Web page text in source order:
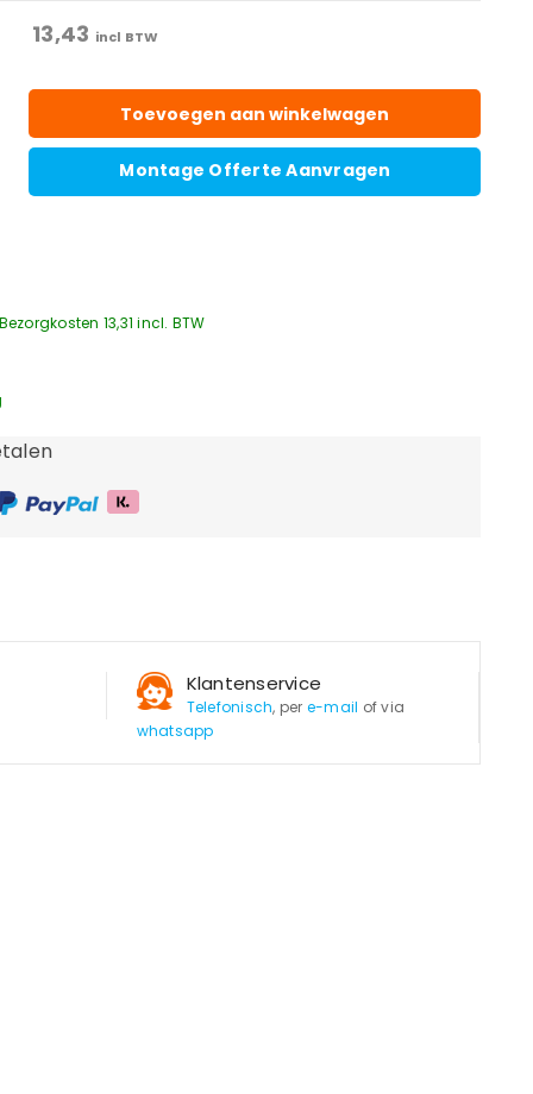
13,43 incl BTW
Toevoegen aan winkelwagen
Montage Offerte Aanvragen
Bezorgkosten 13,31 incl. BTW
Klantenservice
Telefonisch, per e-mail of via
whatsapp